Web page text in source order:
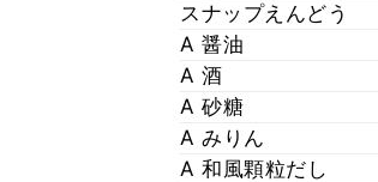
スナップえんどう
A 醤油
A 酒
A 砂糖
A みりん
A 和風顆粒だし